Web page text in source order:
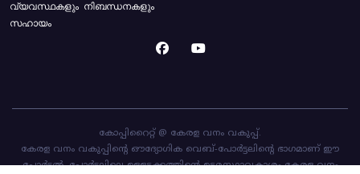
വ്യവസ്ഥകളും നിബന്ധനകളും
സഹായം
കോപ്പിറൈറ്റ് @ കേരള വനം വകുപ്പ്.
കേരള വനം വകുപ്പിന്റെ ഔദ്യോഗിക വെബ്-പോർട്ടലിന്റെ ഭാഗമാണ് ഈ
പോർട്ടൽ. പോർട്ടലിലെ ഉള്ളടക്കത്തിന്റെ ഉടമസ്ഥാവകാശം കേരള വനം